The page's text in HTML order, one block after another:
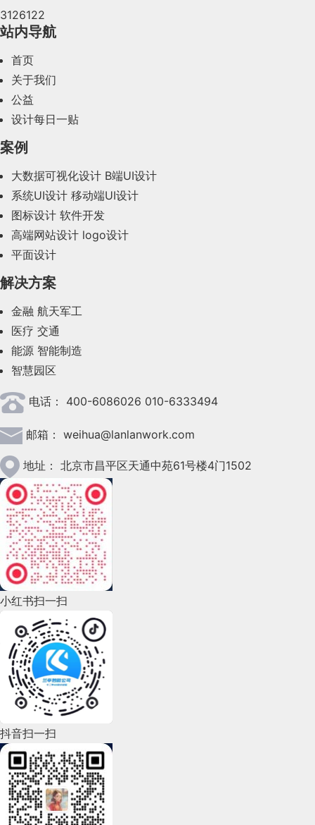
2024年4月(44)
2024年2月(58)
2023年10月(14)
2023年8月(88)
2023年7月(62)
2023年6月(58)
2023年5月(28)
2023年4月(47)
2023年3月(37)
2023年2月(90)
2023年1月(78)
2022年12月(45)
2022年11月(69)
2022年10月(51)
2022年9月(135)
2022年8月(60)
2022年7月(111)
2022年6月(162)
2022年5月(143)
2022年4月(86)
2022年3月(119)
2022年2月(53)
2022年1月(99)
3126122
站内导航
首页
关于我们
公益
设计每日一贴
案例
大数据可视化设计 B端UI设计
系统UI设计 移动端UI设计
图标设计 软件开发
高端网站设计 logo设计
平面设计
解决方案
金融 航天军工
医疗 交通
能源 智能制造
智慧园区
电话： 400-6086026 010-6333494
邮箱： weihua@lanlanwork.com
地址： 北京市昌平区天通中苑61号楼4门1502
小红书扫一扫
抖音扫一扫